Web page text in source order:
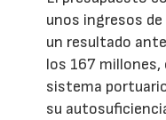
unos ingresos
un resultado
los 167 millones,
sistema
su